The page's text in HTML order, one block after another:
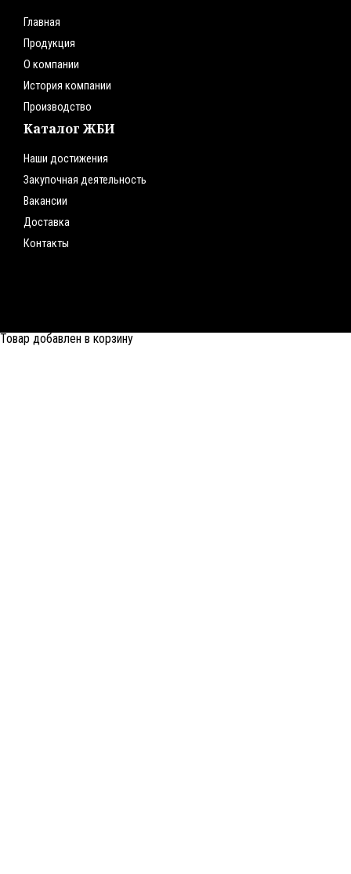
Главная
Продукция
О компании
История компании
Производство
Каталог ЖБИ
Наши достижения
Закупочная деятельность
Вакансии
Доставка
Контакты
Товар добавлен в корзину